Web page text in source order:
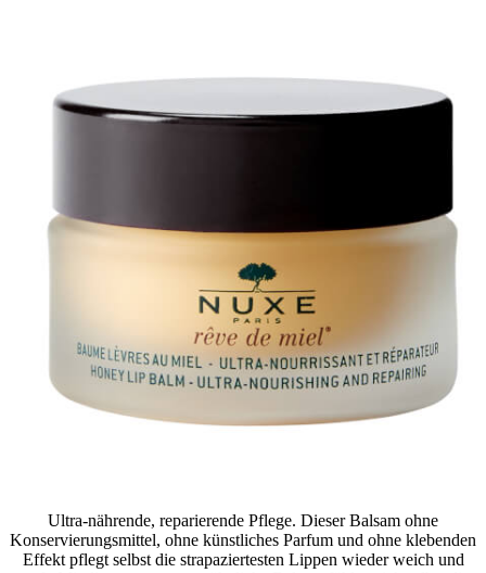
Ultra-nährende, reparierende Pflege. Dieser Balsam ohne
Konservierungsmittel, ohne künstliches Parfum und ohne klebenden
Effekt pflegt selbst die strapaziertesten Lippen wieder weich und